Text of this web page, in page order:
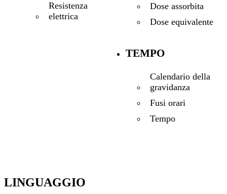
Resistenza
elettrica
Dose assorbita
Dose equivalente
TEMPO
Calendario della
gravidanza
Fusi orari
Tempo
LINGUAGGIO